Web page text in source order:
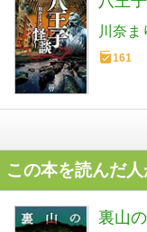
川奈ま
161
この本を読んだ
裏山